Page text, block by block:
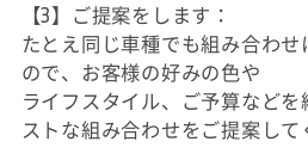
【3】ご提案をします：
たとえ同じ車種でも組み合わ
ので、お客様の好みの色や
ライフスタイル、ご予算など
ストな組み合わせをご提案して